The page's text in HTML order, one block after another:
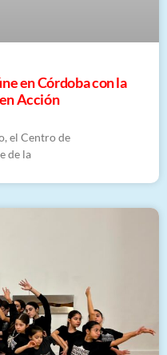
en Córdoba con la
Acción
el Centro de
de la